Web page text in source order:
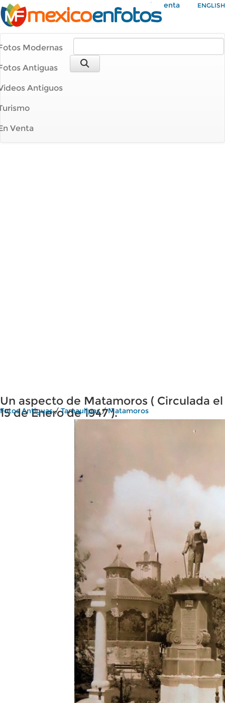
Mi Cuenta ENGLISH
Modernas
Antiguas
Antiguos
Venta
Un aspecto de Matamoros ( Circulada el
15 de Enero de 1947 ).
Fotos Antiguas/Tamaulipas/Matamoros